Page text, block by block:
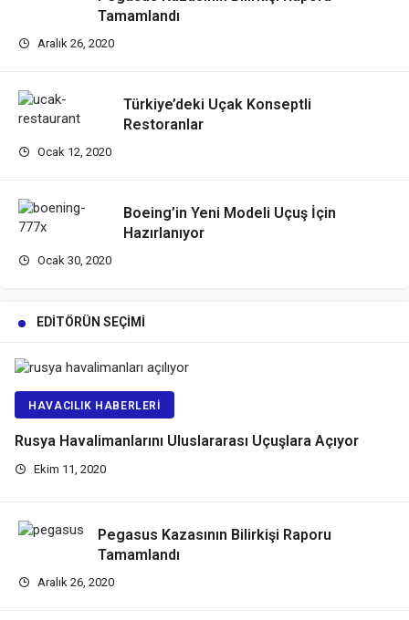
Tamamlandı
Aralık 26, 2020
Türkiye’deki Uçak Konseptli
Restoranlar
Ocak 12, 2020
Boeing’in Yeni Modeli Uçuş İçin
Hazırlanıyor
Ocak 30, 2020
EDITÖRÜN SEÇIMI
HAVACILIK HABERLERI
Rusya Havalimanlarını Uluslararası Uçuşlara Açıyor
Ekim 11, 2020
Pegasus Kazasının Bilirkişi Raporu
Tamamlandı
Aralık 26, 2020